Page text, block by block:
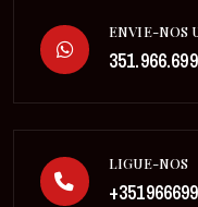
ENVIE-NOS
LIGUE-NOS